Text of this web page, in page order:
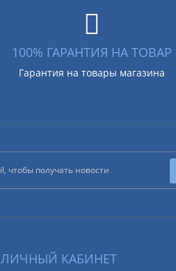
100% ГАРАНТИЯ НА ТОВАР
Гарантия на товары магазина
ЛИЧНЫЙ КАБИНЕТ